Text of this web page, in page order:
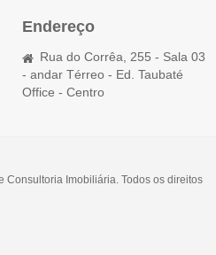
Endereço
Rua do Corrêa, 255 - Sala 03
- andar Térreo - Ed. Taubaté
Office - Centro
Consultoria Imobiliária. Todos os direitos